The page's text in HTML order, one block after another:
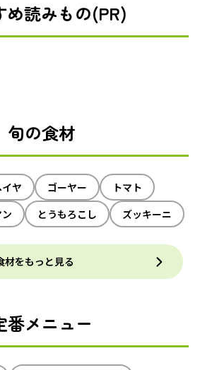
め読みもの(PR)
旬の食材
ヤ ゴーヤー
トマト
とうもろこし ズッキーニ
材をもっと見る
番メニュー